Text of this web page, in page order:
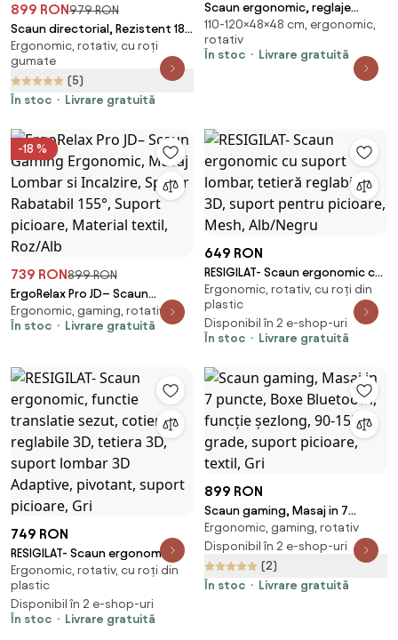
899 RON979 RON
Scaun directorial, Rezistent 180
kg, Sezut cu Arcuri Metalice și
Spumă, cotiere reglabile
inaltime, piele PU, Negru
Ergonomic, rotativ, cu roți
gumate
(5)
În stoc
Livrare gratuită
Scaun ergonomic, reglaje
multiple, suport lombar, tetieră
ajustabilă, Alb/Gri
110-120×48×48 cm, ergonomic,
rotativ
În stoc
Livrare gratuită
-18 %
739 RON899 RON
ErgoRelax Pro JD– Scaun
Gaming Ergonomic, Masaj
Lombar si Incalzire, Spătar
Material textil, Roz/Alb
Ergonomic, gaming, rotativ
În stoc
Livrare gratuită
649 RON
RESIGILAT- Scaun ergonomic cu
suport lombar, tetieră reglabilă
3D, suport pentru picioare,
Mesh, Alb/Negru
Ergonomic, rotativ, cu roți din
plastic
Disponibil în 2 e-shop-uri
În stoc
Livrare gratuită
749 RON
RESIGILAT- Scaun ergonomic,
functie translatie sezut,
cotiere reglabile 3D, tetiera 3D,
suport lombar 3D Adaptive,
pivotant, suport picioare, Gri
Ergonomic, rotativ, cu roți din
plastic
Disponibil în 2 e-shop-uri
În stoc
Livrare gratuită
899 RON
Scaun gaming, Masaj in 7
puncte, Boxe Bluetooth,
funcție șezlong, 90-155 grade,
suport picioare, textil, Gri
Ergonomic, gaming, rotativ
Disponibil în 2 e-shop-uri
(2)
În stoc
Livrare gratuită